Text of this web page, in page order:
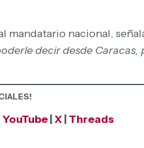
mandatario nacional,
decir desde Caracas,
YouTube|X| Threads